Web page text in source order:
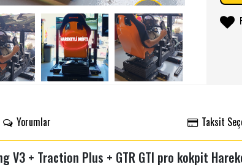
Yorumlar Taksit
V3 + Traction Plus + GTR GTI pro kokpit